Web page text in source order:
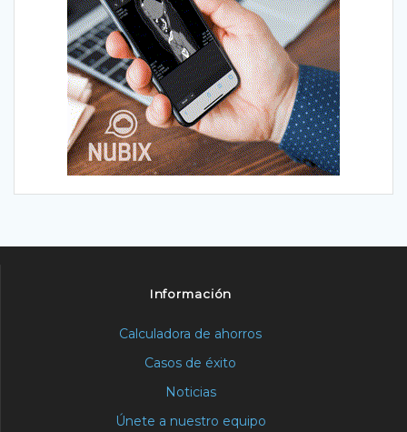
Información
Calculadora de ahorros
Casos de éxito
Noticias
Únete a nuestro equipo